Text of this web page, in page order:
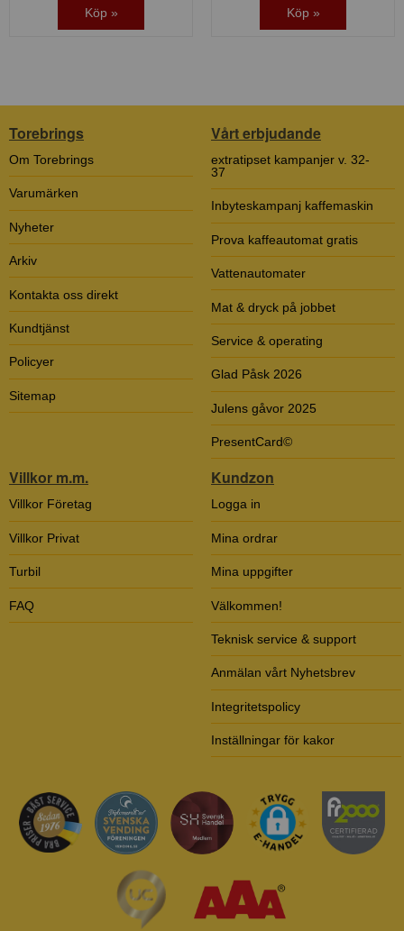
Köp » Köp »
Torebrings
Om Torebrings
Varumärken
Nyheter
Arkiv
Kontakta oss direkt
Kundtjänst
Policyer
Sitemap
Vårt erbjudande
extratipset kampanjer v. 32-
37
Inbyteskampanj kaffemaskin
Prova kaffeautomat gratis
Vattenautomater
Mat & dryck på jobbet
Service & operating
Glad Påsk 2026
Julens gåvor 2025
PresentCard©
Villkor m.m.
Villkor Företag
Villkor Privat
Turbil
FAQ
Kundzon
Logga in
Mina ordrar
Mina uppgifter
Välkommen!
Teknisk service & support
Anmälan vårt Nyhetsbrev
Integritetspolicy
Inställningar för kakor